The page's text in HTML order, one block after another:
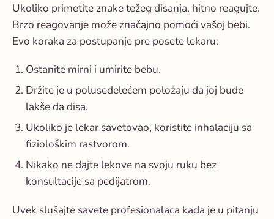
Ukoliko primetite znake težeg disanja, hitno reagujte.
Brzo reagovanje može značajno pomoći vašoj bebi.
Evo koraka za postupanje pre posete lekaru:
Ostanite mirni i umirite bebu.
Držite je u polusedelećem položaju da joj bude
lakše da disa.
Ukoliko je lekar savetovao, koristite inhalaciju sa
fiziološkim rastvorom.
Nikako ne dajte lekove na svoju ruku bez
konsultacije sa pedijatrom.
Uvek slušajte savete profesionalaca kada je u pitanju